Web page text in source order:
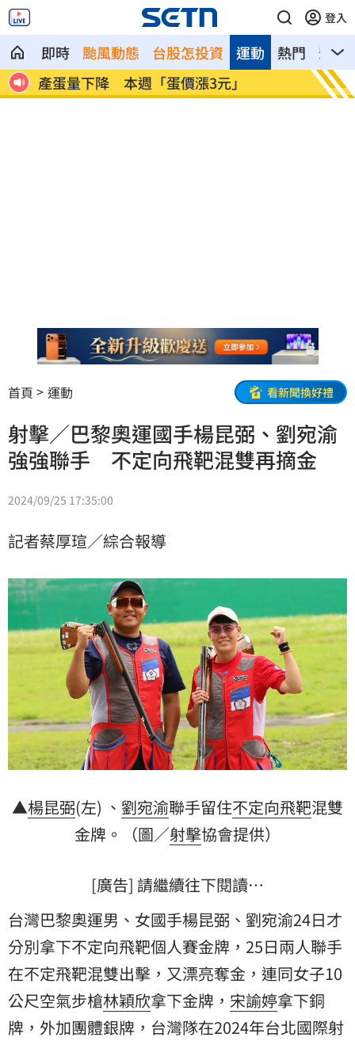
登入
即時 颱風動態 台股怎投資 熱門 影音
運動
巴
產蛋量下降 本週「蛋價漲3元」 KISS
首頁 運動 看新聞換好禮
射擊／巴黎奧運國手楊昆弼、劉宛渝
強強聯手 不定向飛靶混雙再摘金
2024/09/25 17:35:00
記者蔡厚瑄／綜合報導
▲楊昆弼(左) 、 劉宛渝聯手留住不定向飛靶混雙
金牌。（圖／射擊協會提供）
[廣告] 請繼續往下閱讀…
台灣巴黎奧運男、女國手楊昆弼、劉宛渝24日才
分別拿下不定向飛靶個人賽金牌，25日兩人聯手
在不定飛靶混雙出擊，又漂亮奪金，連同女子10
公尺空氣步槍林穎欣拿下金牌， 宋諭婷拿下銅
牌，外加團體銀牌，台灣隊在2024年台北國際射